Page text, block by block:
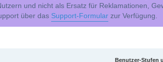
und nicht als Ersatz für Reklamationen,
über das Support-Formular zur Verfügung.
Benutzer-Stufen